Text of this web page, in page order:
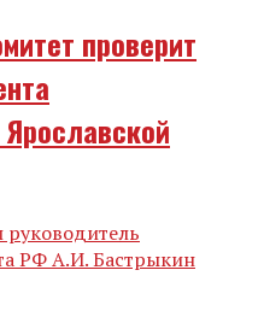
проверит
РФ А.И. Бастрыкин